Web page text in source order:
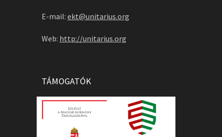
E-mail: ekt@unitarius.org
Web: http://unitarius.org
TÁMOGATÓK